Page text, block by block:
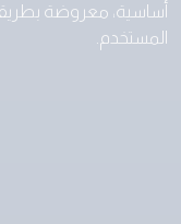
أساسية، معروضة
المستخدم.